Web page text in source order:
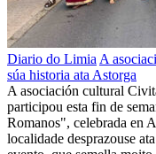
Diario do Limia A
súa historia ata Astorga
A asociación cultural
participou esta fin de
Romanos", celebrada en
localidade desprazouse